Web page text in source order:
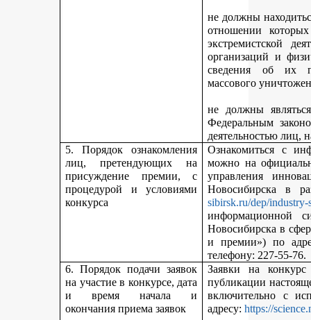
не должны
отношении
экстремистской
организаций и
сведения об их
массового
не должны
Федеральным
деятельностью лиц,
5. Порядок ознакомления
лиц, претендующих на
присуждение премии, с
процедурой и условиями
конкурса
Ознакомиться с
можно на
управления
Новосибирска в
sibirsk.ru/dep/industry-
информационной
Новосибирска в
и премии») по
телефону: 227-55-76.
6. Порядок подачи заявок
на участие в конкурсе, дата
и время начала и
окончания приема заявок
Заявки на
публикации
включительно с
адресу:https://